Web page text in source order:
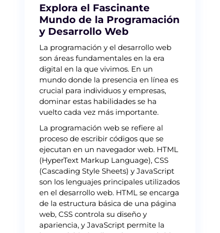
Explora el Fascinante
Mundo de la Programación
y Desarrollo Web
La programación y el desarrollo web
son áreas fundamentales en la era
digital en la que vivimos. En un
mundo donde la presencia en línea es
crucial para individuos y empresas,
dominar estas habilidades se ha
vuelto cada vez más importante.
La programación web se refiere al
proceso de escribir códigos que se
ejecutan en un navegador web. HTML
(HyperText Markup Language), CSS
(Cascading Style Sheets) y JavaScript
son los lenguajes principales utilizados
en el desarrollo web. HTML se encarga
de la estructura básica de una página
web, CSS controla su diseño y
apariencia, y JavaScript permite la